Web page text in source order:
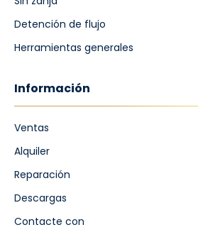
Detención de flujo
Herramientas generales
Información
Ventas
Alquiler
Reparación
Descargas
Contacte con